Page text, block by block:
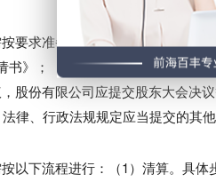
求准备：（1）企业清算组负责
》；（3）法院破产裁定、行政
股份有限公司应提交股东大会决
律、行政法规规定应当提交的其他
下流程进行：（1）清算。具